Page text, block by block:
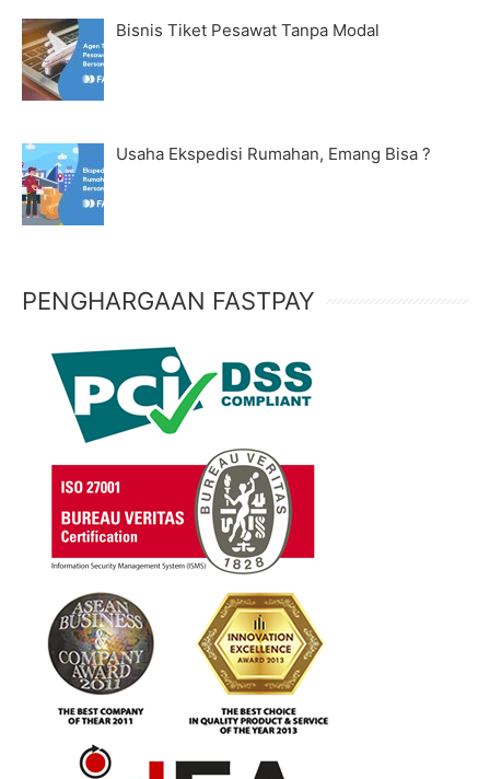
Bisnis Tiket Pesawat Tanpa Modal
Usaha Ekspedisi Rumahan, Emang Bisa ?
PENGHARGAAN FASTPAY